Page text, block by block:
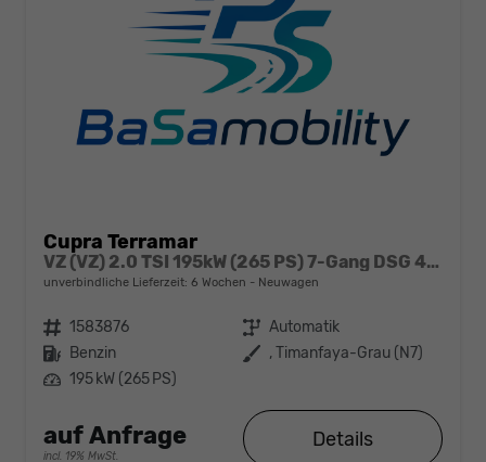
Cupra Terramar
VZ (VZ) 2.0 TSI 195kW (265 PS) 7-Gang DSG 4Drive
unverbindliche Lieferzeit: 6 Wochen Neuwagen
Fahrzeugnr. 1583876 Getriebe Automatik
Kraftstoff Benzin Außenfarbe , Timanfaya-Grau (N7)
Leistung 195 kW (265 PS)
auf Anfrage
incl. 19% MwSt.
Details